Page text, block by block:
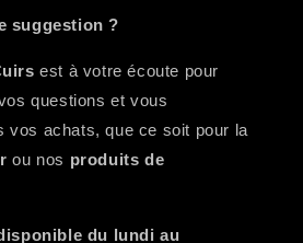
suggestion ?
est à votre écoute pour
questions et vous
vos achats, que ce soit pour la
ou nos produits de
du lundi au